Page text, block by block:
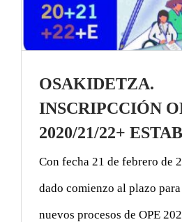
OSAKIDETZA.
INSCRIPCCIÓN
2020/21/22+
Con fecha 21 de febrero de
dado comienzo al plazo
nuevos procesos de OPE